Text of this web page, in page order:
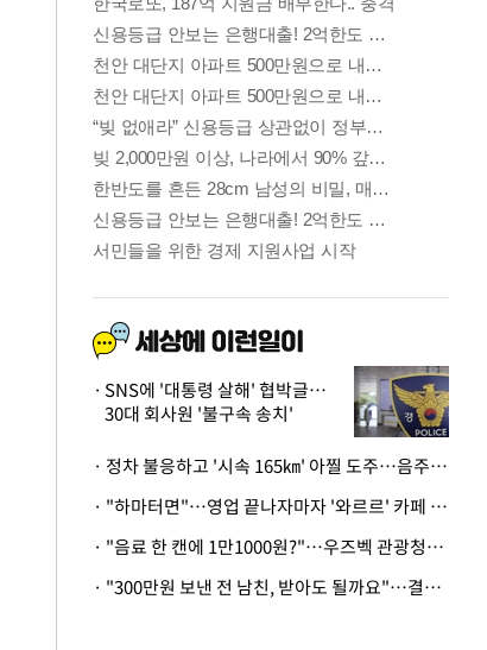
SNS에 '대통령 살해' 협박글…
30대 회사원 '불구속 송치'
· 정차 불응하고 '시속 165㎞' 아찔 도주…음주운전자 체포
· "하마터면"…영업 끝나자마자 '와르르' 카페 테라스 덮친 대리석 외벽
· "음료 한 캔에 1만1000원?"…우즈벡 관광청까지 나섰다, 유튜버 폭로 후폭풍
· "300만원 보낸 전 남친, 받아도 될까요"…결혼 앞둔 예비신부의 뜻밖 고충